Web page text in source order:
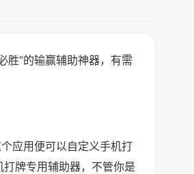
胜”的输赢辅助神器，有需
应用便可以自定义手机打
牌专用辅助器，不管你是